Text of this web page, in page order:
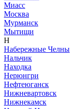
Миасс
Москва
Мурманск
Мытищи
Н
Набережные Челны
Нальчик
Находка
Нерюнгри
Нефтеюганск
Нижневартовск
Нижнекамск